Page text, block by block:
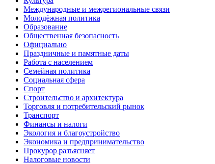
Международные и межрегиональные связи
Молодёжная политика
Образование
Общественная безопасность
Официально
Праздничные и памятные даты
Работа с населением
Семейная политика
Социальная сфера
Спорт
Строительство и архитектура
Торговля и потребительский рынок
Транспорт
Финансы и налоги
Экология и благоустройство
Экономика и предпринимательство
Прокурор разъясняет
Налоговые новости